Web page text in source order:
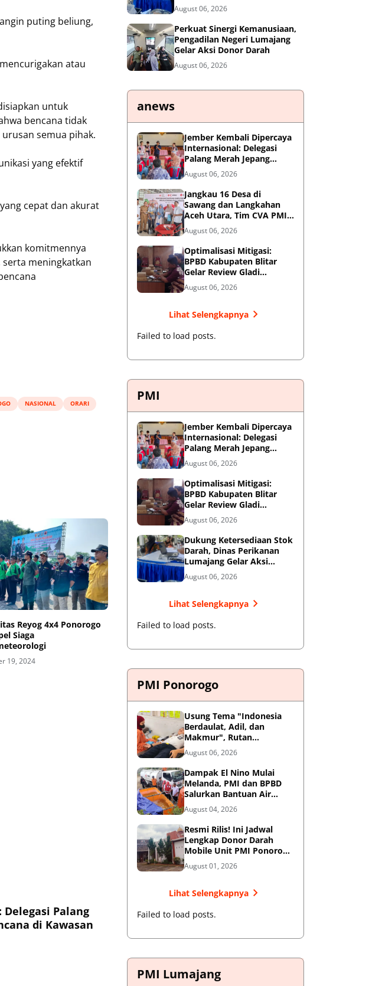
puting beliung,
atau
untuk
bencana tidak
semua pihak.
yang efektif
cepat dan akurat
komitmennya
meningkatkan
NASIONAL
ORARI
Reyog 4x4 Ponorogo
Siaga
19, 2024
Palang
di Kawasan
August 06, 2026
Perkuat Sinergi Kemanusiaan,
Pengadilan Negeri Lumajang
Gelar Aksi Donor Darah
August 06, 2026
anews
Jember Kembali Dipercaya
Internasional: Delegasi
Palang Merah Jepang
Perkuat Kesiapsiagaan
Bencana di Kawasan
Pesisir dan Sekolah
August 06, 2026
Jangkau 16 Desa di
Sawang dan Langkahan
Aceh Utara, Tim CVA PMI
Salurkan 1.200 Paket
Shelter Toolkit
August 06, 2026
Optimalisasi Mitigasi:
BPBD Kabupaten Blitar
Gelar Review Gladi
Kontinjensi Erupsi Gunung
Kelud
August 06, 2026
Lihat Selengkapnya
Failed to load posts.
PMI
Jember Kembali Dipercaya
Internasional: Delegasi
Palang Merah Jepang
Perkuat Kesiapsiagaan
Bencana di Kawasan
Pesisir dan Sekolah
August 06, 2026
Optimalisasi Mitigasi:
BPBD Kabupaten Blitar
Gelar Review Gladi
Kontinjensi Erupsi Gunung
Kelud
August 06, 2026
Dukung Ketersediaan Stok
Darah, Dinas Perikanan
Lumajang Gelar Aksi
Donor Darah
August 06, 2026
Lihat Selengkapnya
Failed to load posts.
PMI Ponorogo
Usung Tema "Indonesia
Berdaulat, Adil, dan
Makmur", Rutan
Ponorogo Gelar Donor
Darah Kemanusiaan
Sambut HUT RI ke-81
August 06, 2026
Dampak El Nino Mulai
Melanda, PMI dan BPBD
Salurkan Bantuan Air
Bersih ke Desa Terdampak
di Ponorogo
August 04, 2026
Resmi Rilis! Ini Jadwal
Lengkap Donor Darah
Mobile Unit PMI Ponorogo
Agustus 2026
August 01, 2026
Lihat Selengkapnya
Failed to load posts.
PMI Lumajang